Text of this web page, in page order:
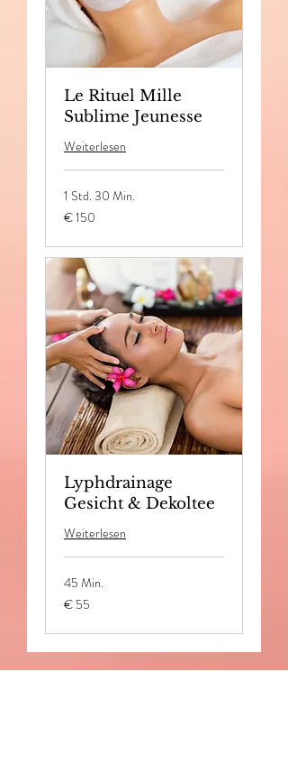
Le Rituel Mille
Sublime Jeunesse
Weiterlesen
1 Std. 30 Min.
150
Euro
€ 150
Lyphdrainage
Gesicht & Dekoltee
Weiterlesen
45 Min.
55
Euro
€ 55